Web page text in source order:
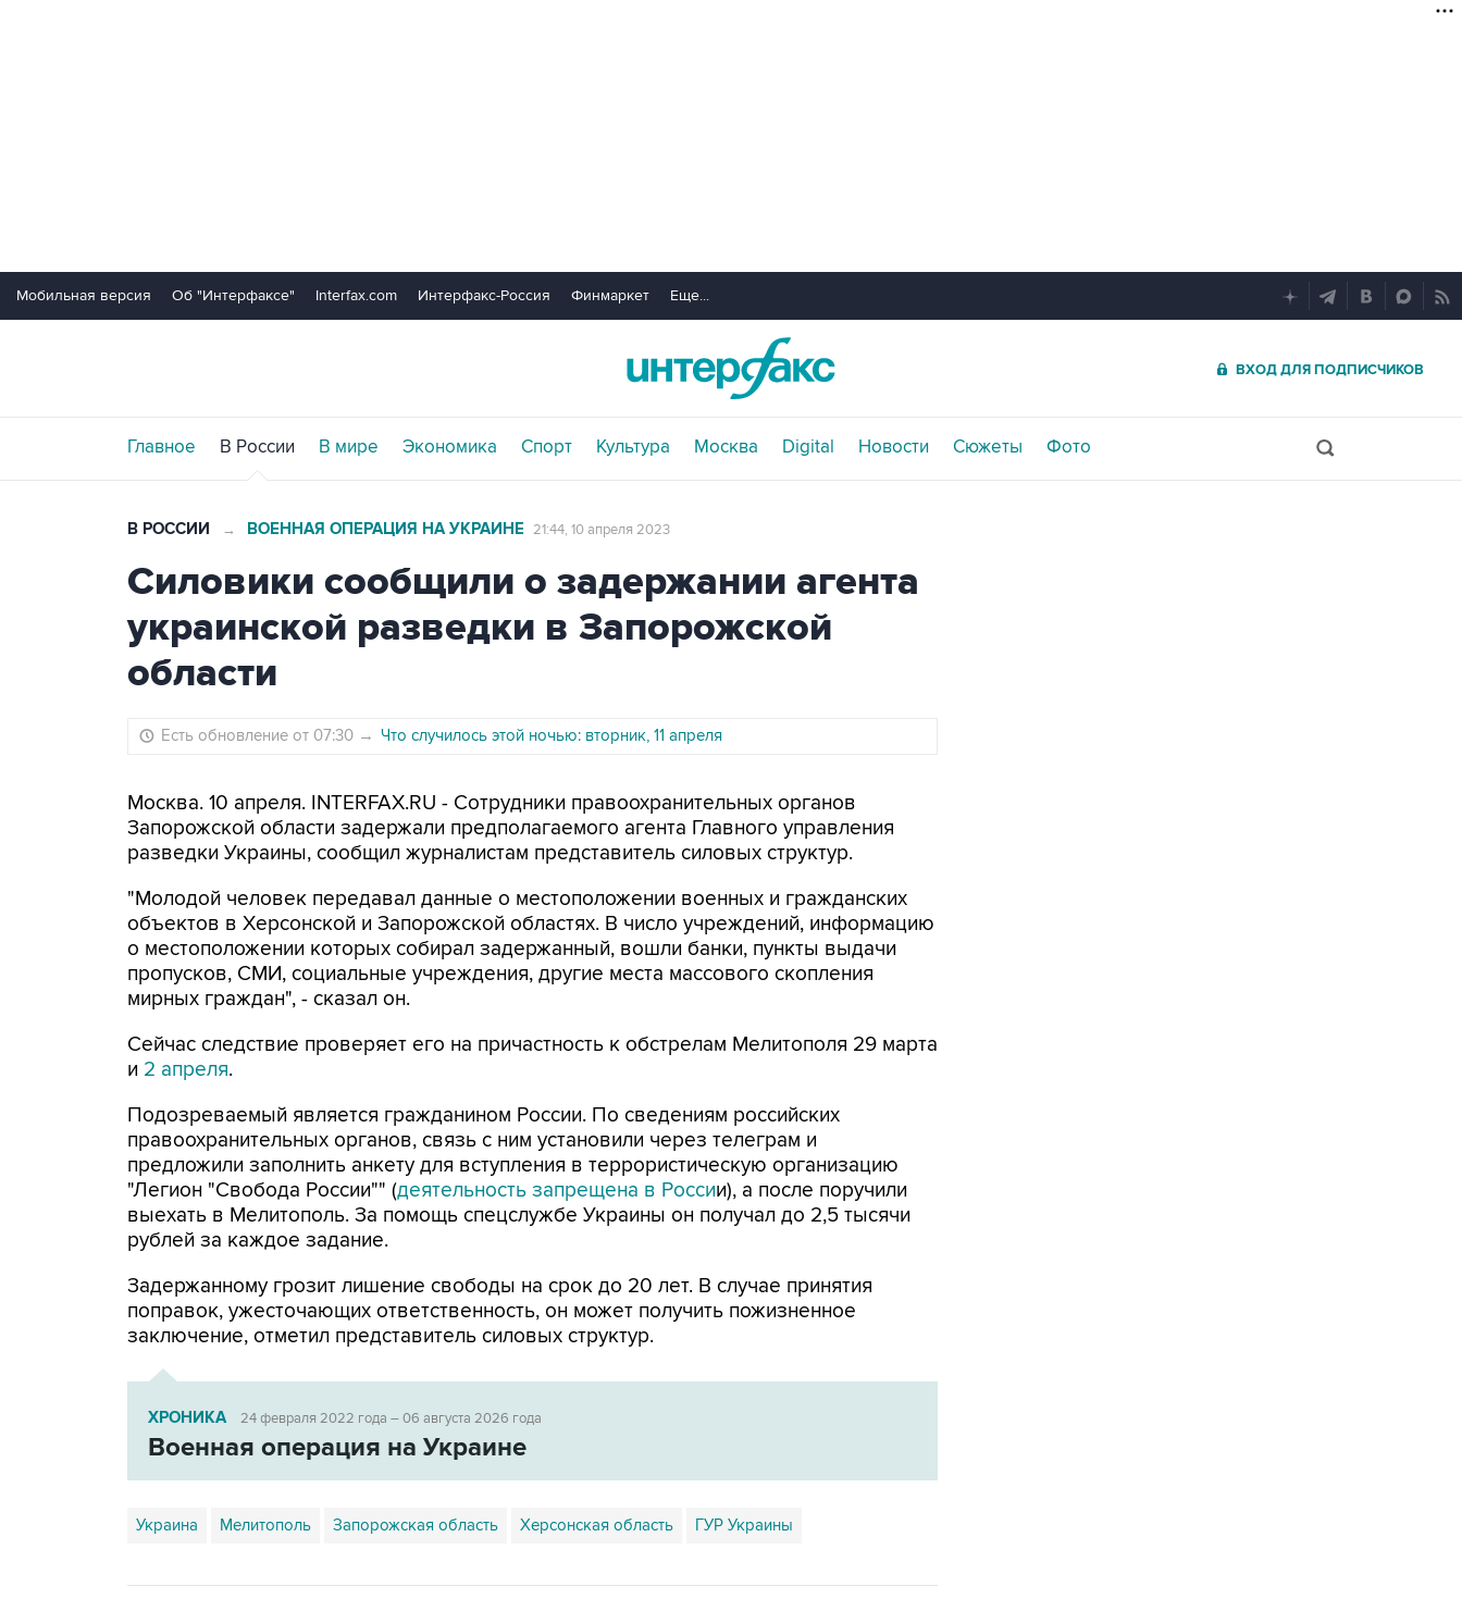
Мобильная версия Об "Интерфаксе" Interfax.com Интерфакс-Россия Финмаркет Еще...
ВХОД ДЛЯ ПОДПИСЧИКОВ
Главное В России В мире Экономика Спорт Культура Москва Digital Новости Сюжеты Фото
В РОССИИ → ВОЕННАЯ ОПЕРАЦИЯ НА УКРАИНЕ 21:44, 10 апреля 2023
Силовики сообщили о задержании агента
украинской разведки в Запорожской
области
Есть обновление от 07:30 → Что случилось этой ночью: вторник, 11 апреля
Москва. 10 апреля. INTERFAX.RU - Сотрудники правоохранительных органов
Запорожской области задержали предполагаемого агента Главного управления
разведки Украины, сообщил журналистам представитель силовых структур.
"Молодой человек передавал данные о местоположении военных и гражданских
объектов в Херсонской и Запорожской областях. В число учреждений, информацию
о местоположении которых собирал задержанный, вошли банки, пункты выдачи
пропусков, СМИ, социальные учреждения, другие места массового скопления
мирных граждан", - сказал он.
Сейчас следствие проверяет его на причастность к обстрелам Мелитополя 29 марта
и 2 апреля.
Подозреваемый является гражданином России. По сведениям российских
правоохранительных органов, связь с ним установили через телеграм и
предложили заполнить анкету для вступления в террористическую организацию
"Легион "Свобода России"" (деятельность запрещена в России), а после поручили
выехать в Мелитополь. За помощь спецслужбе Украины он получал до 2,5 тысячи
рублей за каждое задание.
Задержанному грозит лишение свободы на срок до 20 лет. В случае принятия
поправок, ужесточающих ответственность, он может получить пожизненное
заключение, отметил представитель силовых структур.
ХРОНИКА 24 февраля 2022 года – 06 августа 2026 года
Военная операция на Украине
Украина Мелитополь Запорожская область Херсонская область ГУР Украины